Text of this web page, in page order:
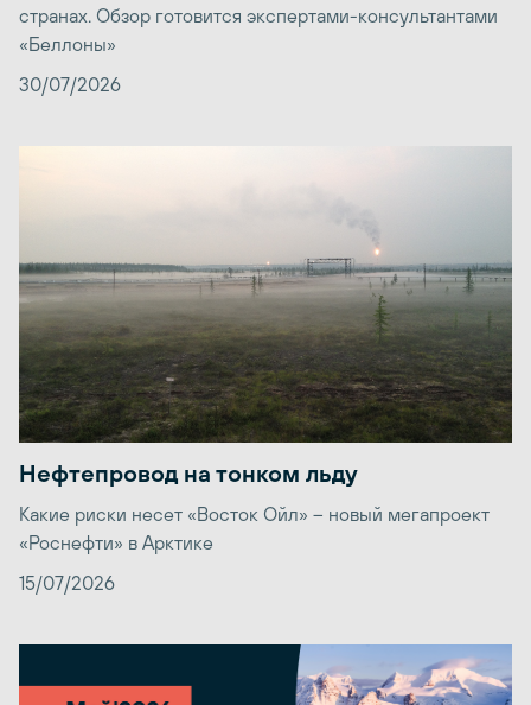
странах. Обзор готовится экспертами-консультантами
«Беллоны»
30/07/2026
Нефтепровод на тонком льду
Какие риски несет «Восток Ойл» – новый мегапроект
«Роснефти» в Арктике
15/07/2026